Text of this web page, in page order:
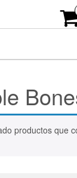
productos que